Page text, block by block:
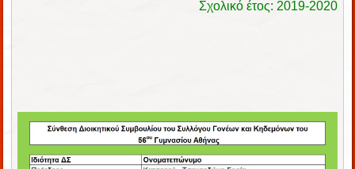
Σχολικό έτος: 2019-2020